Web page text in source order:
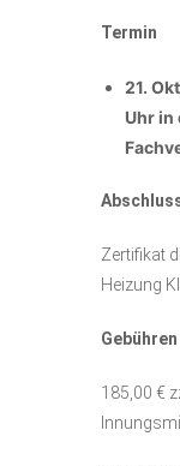
Termin
21.
Uhr in
Zertifikat
Heizung
Gebühren
185,00 €